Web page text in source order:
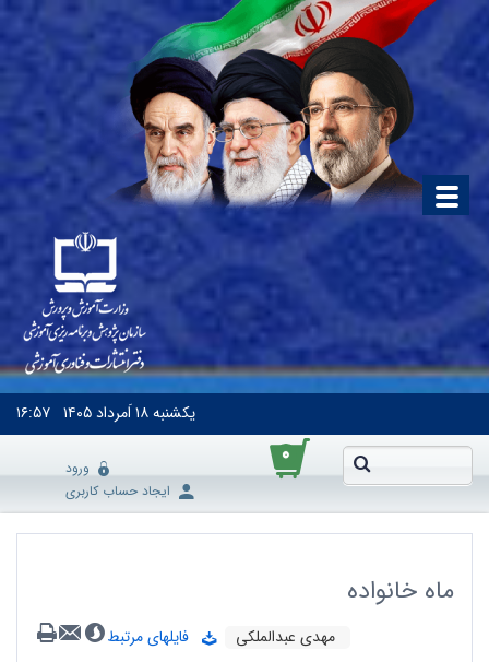
یکشنبه۱۸ اَمرداد ۱۴۰۵ ۱۶:۵۷
۰
ورود
ایجاد حساب کاربری
ماه خانواده
مهدی عبدالملکی
فایلهای مرتبط